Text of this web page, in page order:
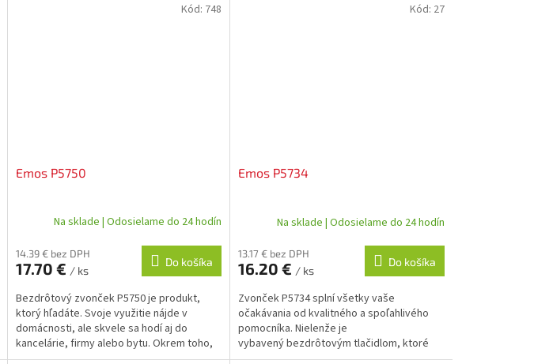
Emos P5750
Na sklade | Odosielame do 24 hodín
14.39 € bez DPH
17.70 € / ks
Do košíka
Bezdrôtový zvonček P5750 je produkt,
ktorý hľadáte. Svoje využitie nájde v
domácnosti, ale skvele sa hodí aj do
kancelárie, firmy alebo bytu. Okrem toho,
že je pripravený na...
Kód: 748
Emos P5734
Na sklade | Odosielame do 24 hodín
13.17 € bez DPH
16.20 € / ks
Do košíka
Zvonček P5734 splní všetky vaše
očakávania od kvalitného a spoľahlivého
pomocníka. Nielenže je
vybavený bezdrôtovým tlačidlom, ktoré
môžete umiestniť prakticky...
Kód: 27